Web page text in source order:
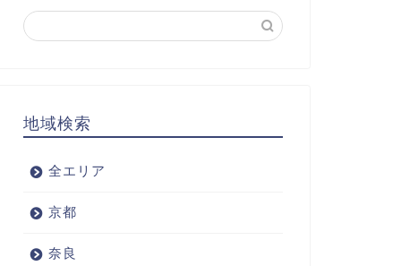
地域検索
全エリア
京都
奈良